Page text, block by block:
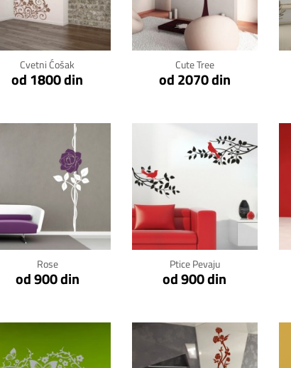
Cvetni Ćošak
od 1800 din
Klikni za detalje
Cute Tree
od 2070 din
Klikni za detalje
Rose
od 900 din
Klikni za detalje
Ptice Pevaju
od 900 din
Klikni za detalje